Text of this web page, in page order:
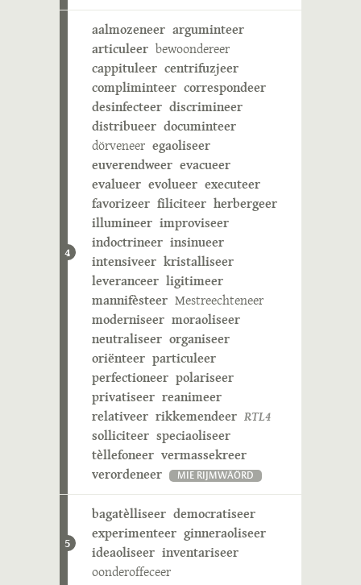
4
aalmozeneer arguminteer
articuleer bewoondereer
cappituleer centrifuzjeer
compliminteer correspondeer
desinfecteer discrimineer
distribueer documinteer
dörveneer egaoliseer
euverendweer evacueer
evalueer evolueer executeer
favorizeer filiciteer herbergeer
illumineer improviseer
indoctrineer insinueer
intensiveer kristalliseer
leveranceer ligitimeer
mannifèsteer Mestreechteneer
moderniseer moraoliseer
neutraliseer organiseer
oriënteer particuleer
perfectioneer polariseer
privatiseer reanimeer
relativeer rikkemendeer RTL4
solliciteer speciaoliseer
tèllefoneer vermassekreer
verordeneer
MIE RIJMWÄÖRD
5
bagatèlliseer democratiseer
experimenteer ginneraoliseer
ideaoliseer inventariseer
oonderoffeceer